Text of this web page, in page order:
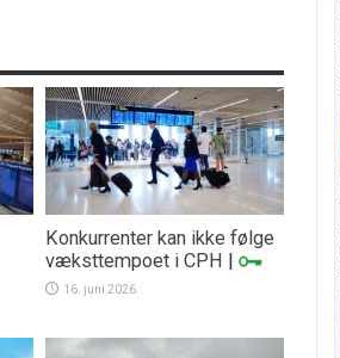
Konkurrenter kan ikke følge
væksttempoet i CPH |
16. juni 2026